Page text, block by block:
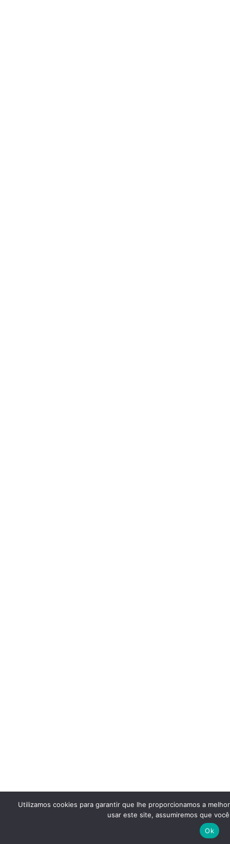
Utilizamos cookies para garantir que lhe proporcionamos a
usar este site, assumiremos que
Ok